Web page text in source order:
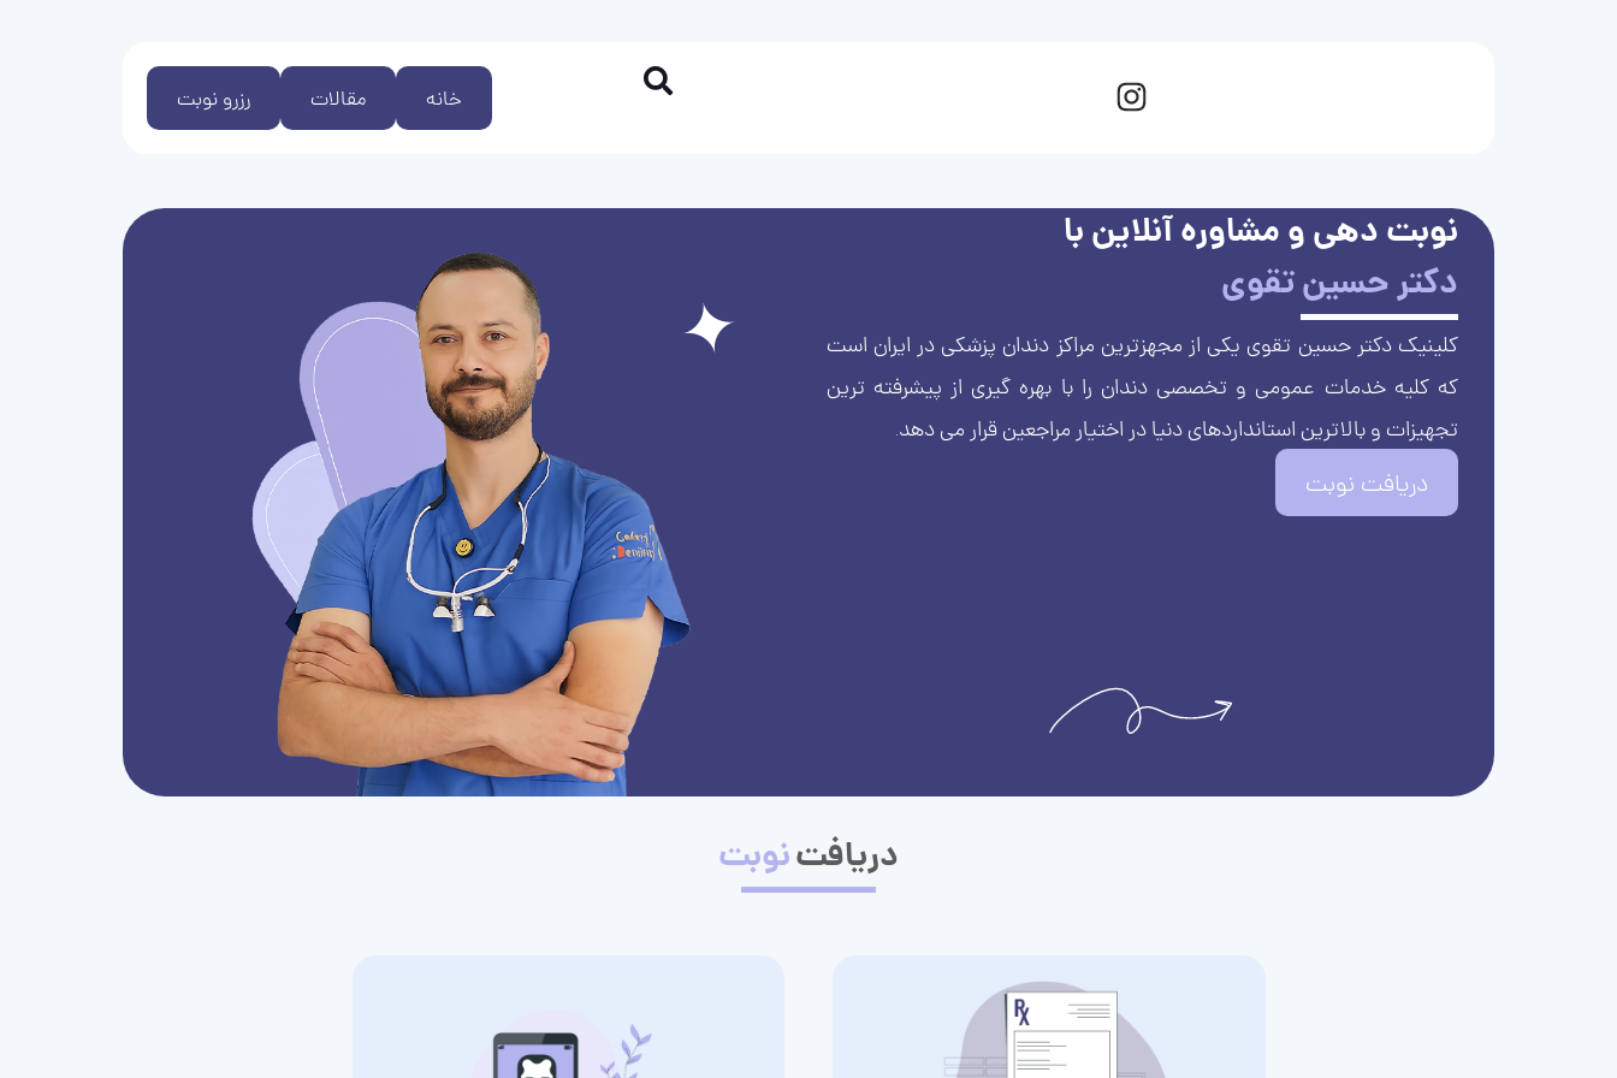
رزرو نوبت مقالات خانه
نوبت دهی و مشاوره آنلاین با
دکتر حسین تقوی
کلینیک دکتر حسین تقوی یکی از مجهزترین مراکز دندان پزشکی در ایران است
که کلیه خدمات عمومی و تخصصی دندان را با بهره گیری از پیشرفته ترین
تجهیزات و بالاترین استانداردهای دنیا در اختیار مراجعین قرار می دهد.
دریافت نوبت
دریافتنوبت